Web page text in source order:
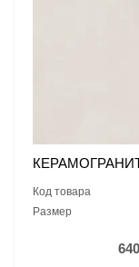
КЕРАМОГРАНИТ
Код товара
Размер